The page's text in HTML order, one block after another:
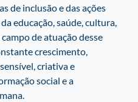
de inclusão e das ações
educação, saúde, cultura,
de atuação desse
crescimento,
criativa e
social e a